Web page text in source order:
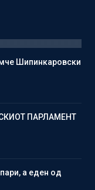
Шипинкаровски
ПАРЛАМЕНТ
а еден од